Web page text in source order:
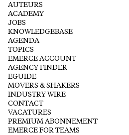
AUTEURS
ACADEMY
JOBS
KNOWLEDGEBASE
AGENDA
TOPICS
EMERCE ACCOUNT
AGENCY FINDER
EGUIDE
MOVERS & SHAKERS
INDUSTRY WIRE
CONTACT
VACATURES
PREMIUM ABONNEMENT
EMERCE FOR TEAMS